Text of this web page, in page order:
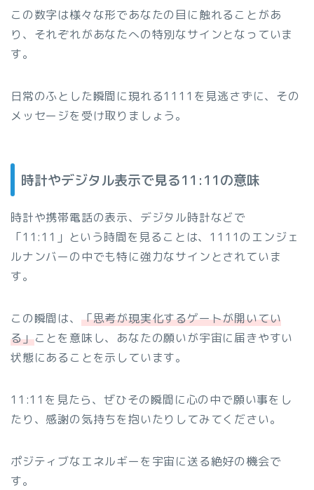
この数字は様々な形であなたの目に触れることがあ
り、それぞれがあなたへの特別なサインとなっていま
す。
日常のふとした瞬間に現れる1111を見逃さずに、その
メッセージを受け取りましょう。
時計やデジタル表示で見る11:11の意味
時計や携帯電話の表示、デジタル時計などで
「11:11」という時間を見ることは、1111のエンジェ
ルナンバーの中でも特に強力なサインとされていま
す。
この瞬間は、 「思考が現実化するゲートが開いてい
る」ことを意味し、あなたの願いが宇宙に届きやすい
状態にあることを示しています。
11:11を見たら、ぜひその瞬間に心の中で願い事をし
たり、感謝の気持ちを抱いたりしてみてください。
ポジティブなエネルギーを宇宙に送る絶好の機会で
す。